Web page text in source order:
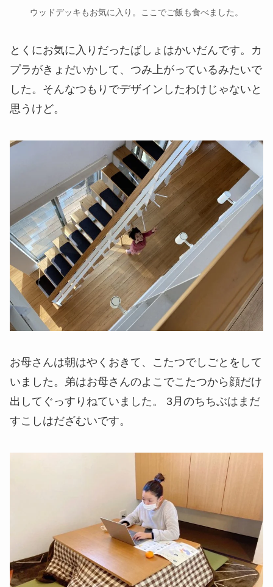
ウッドデッキもお気に入り。ここでご飯も食べました。
とくにお気に入りだったばしょはかいだんです。カ
プラがきょだいかして、つみ上がっているみたいで
した。そんなつもりでデザインしたわけじゃないと
思うけど。
お母さんは朝はやくおきて、こたつでしごとをして
いました。弟はお母さんのよこでこたつから顔だけ
出してぐっすりねていました。 3月のちちぶはまだ
すこしはだざむいです。